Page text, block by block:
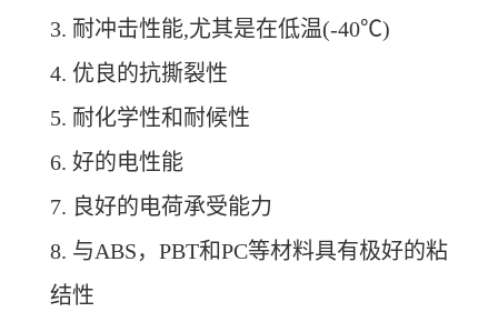
3. 耐冲击性能,尤其是在低温(-40℃)
4. 优良的抗撕裂性
5. 耐化学性和耐候性
6. 好的电性能
7. 良好的电荷承受能力
8. 与ABS，PBT和PC等材料具有极好的粘
结性